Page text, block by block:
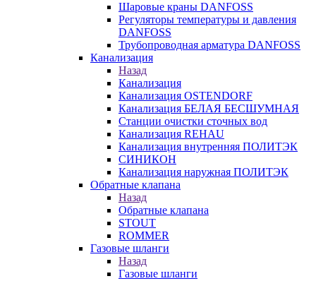
Шаровые краны DANFOSS
Регуляторы температуры и давления
DANFOSS
Трубопроводная арматура DANFOSS
Канализация
Назад
Канализация
Канализация OSTENDORF
Канализация БЕЛАЯ БЕСШУМНАЯ
Станции очистки сточных вод
Канализация REHAU
Канализация внутренняя ПОЛИТЭК
СИНИКОН
Канализация наружная ПОЛИТЭК
Обратные клапана
Назад
Обратные клапана
STOUT
ROMMER
Газовые шланги
Назад
Газовые шланги